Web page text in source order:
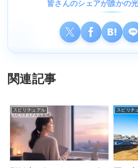
皆さんのシェアが誰かの
関連記事
スピリチュアル スピリチ